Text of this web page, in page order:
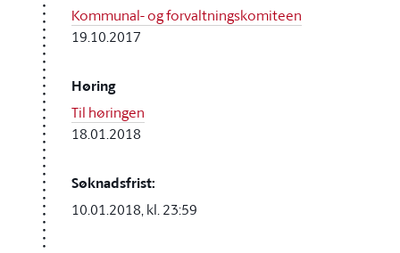
Kommunal- og forvaltningskomiteen
19.10.2017
Høring
Til høringen
18.01.2018
Søknadsfrist:
10.01.2018, kl. 23:59